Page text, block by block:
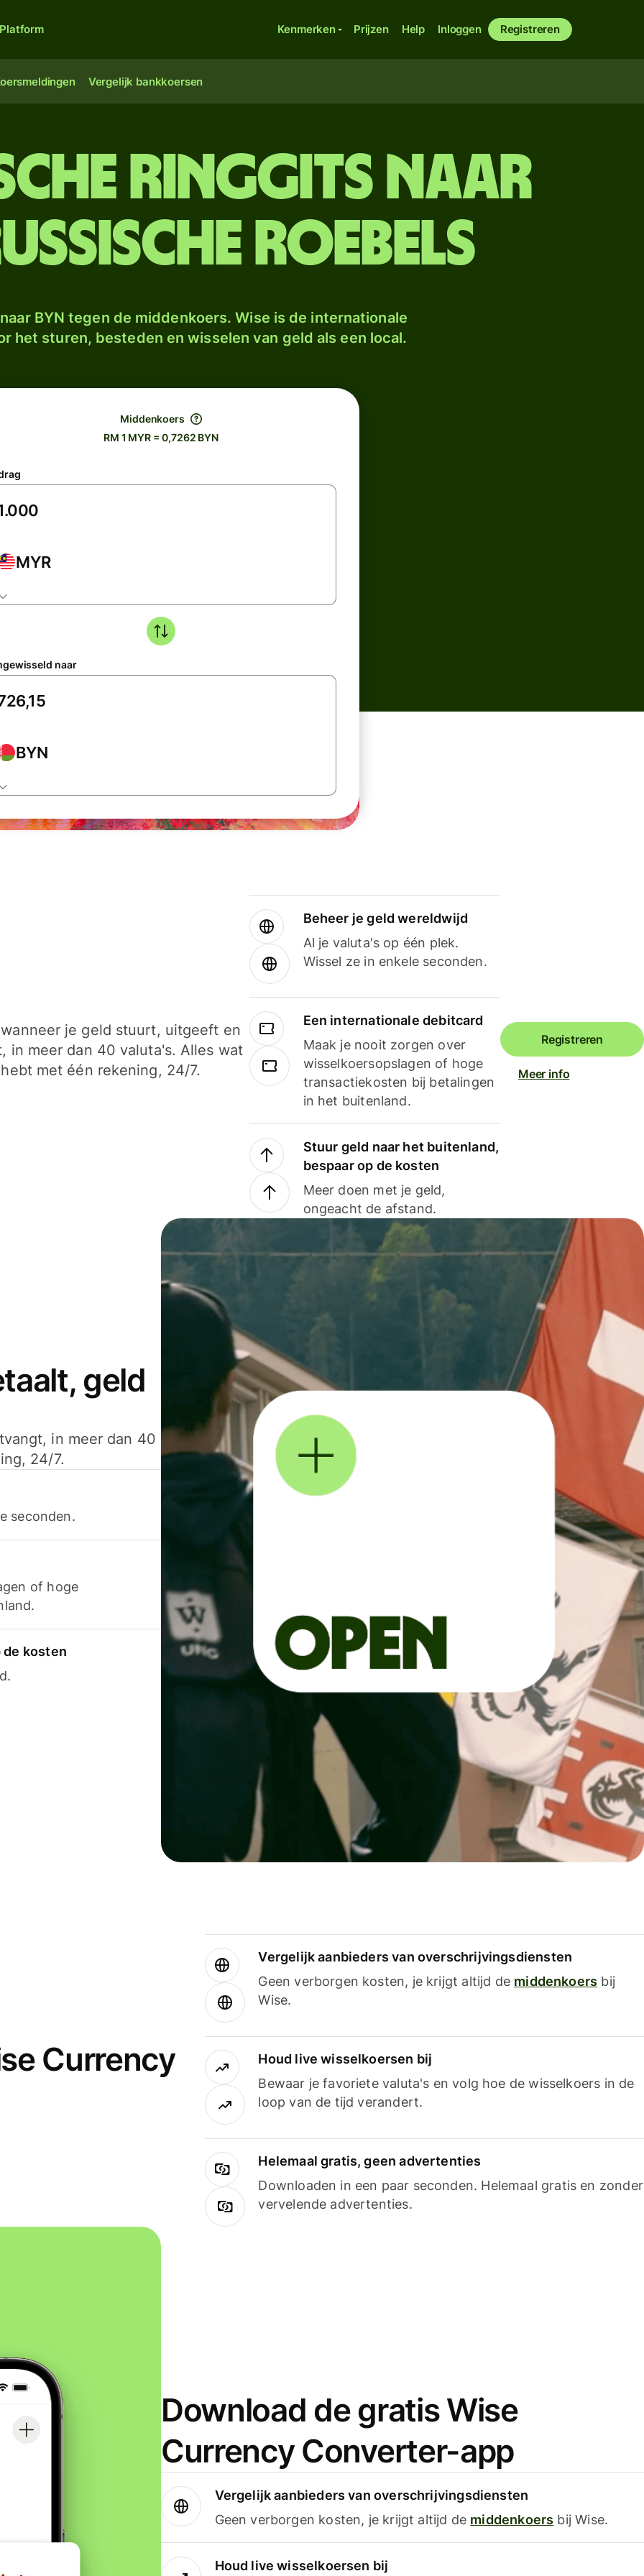
Platform Kenmerken Prijzen Help Inloggen Registreren
Vergelijk bankkoersen
ringgits naar
roebels
BYN tegen de middenkoers. Wise is de internationale
het sturen, besteden en wisselen van geld als een local.
Middenkoers
RM 1 MYR = 0,7262 BYN
MYR
naar
BYN
je geld stuurt, uitgeeft en
in meer dan 40 valuta's. Alles wat
met één rekening, 24/7.
Beheer je geld wereldwijd
Al je valuta's op één plek.
Wissel ze in enkele seconden.
Een internationale debitcard
Maak je nooit zorgen over
wisselkoersopslagen of hoge
transactiekosten bij betalingen
in het buitenland.
Stuur geld naar het buitenland,
bespaar op de kosten
Meer doen met je geld,
ongeacht de afstand.
Registreren
Meer info
geld
in meer dan 40
24/7.
seconden.
of hoge
de kosten
Currency
Vergelijk aanbieders van overschrijvingsdiensten
Geen verborgen kosten, je krijgt altijd de middenkoers bij
Wise.
Houd live wisselkoersen bij
Bewaar je favoriete valuta's en volg hoe de wisselkoers in de
loop van de tijd verandert.
Helemaal gratis, geen advertenties
Downloaden in een paar seconden. Helemaal gratis en zonder
vervelende advertenties.
Download de gratis Wise
Currency Converter-app
Vergelijk aanbieders van overschrijvingsdiensten
Geen verborgen kosten, je krijgt altijd de middenkoers bij Wise.
Houd live wisselkoersen bij